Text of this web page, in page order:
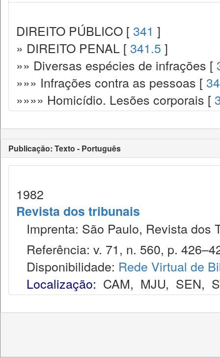
DIREITO PÚBLICO [ 341 ]
» DIREITO PENAL [ 341.5 ]
»» Diversas espécies de infrações [
»»» Infrações contra as pessoas [
»»»» Homicídio. Lesões corporais [
Publicação: Texto - Português
1982
Revista dos tribunais
Imprenta: São Paulo, Revista dos
Referência: v. 71, n. 560, p.
Disponibilidade: Rede Virtual de
Localização: CAM, MJU, SEN,